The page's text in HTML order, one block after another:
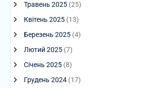
Травень 2025(25)
Квітень 2025(13)
Березень 2025(4)
Лютий 2025(7)
Січень 2025(8)
Грудень 2024(17)